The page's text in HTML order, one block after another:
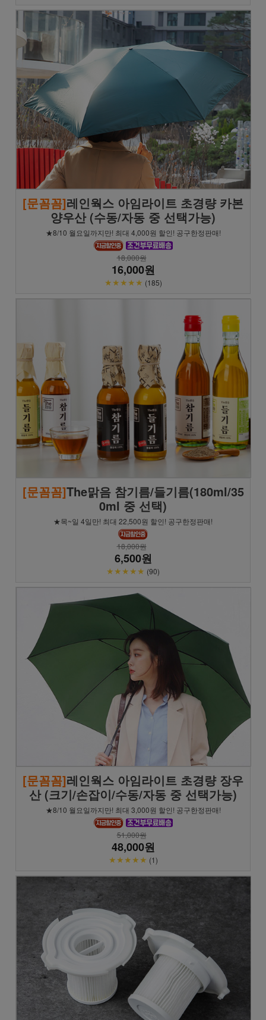
[문꼼꼼]레인웍스 아임라이트 초경량 카본
양우산 (수동/자동 중 선택가능)
★8/10 월요일까지만! 최대 4,000원 할인! 공구한정판매!
18,000원
16,000원
★★★★★ (185)
[문꼼꼼]The맑음 참기름/들기름(180ml/35
0ml 중 선택)
★목~일 4일만! 최대 22,500원 할인! 공구한정판매!
18,000원
6,500원
★★★★★ (90)
[문꼼꼼]레인웍스 아임라이트 초경량 장우
산 (크기/손잡이/수동/자동 중 선택가능)
★8/10 월요일까지만! 최대 3,000원 할인! 공구한정판매!
51,000원
48,000원
★★★★★ (1)